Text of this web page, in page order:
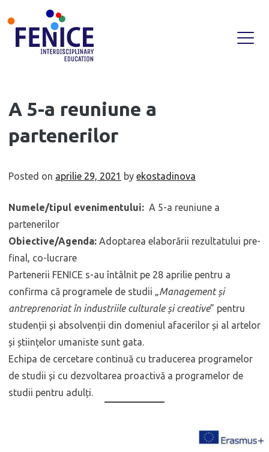
Skip
content
A 5-a reuniune a
partenerilor
Posted on aprilie 29, 2021 by ekostadinova
Numele/tipul evenimentului: A 5-a reuniune a
partenerilor
Obiective/Agenda: Adoptarea elaborării rezultatului pre-
final, co-lucrare
Partenerii FENICE s-au întâlnit pe 28 aprilie pentru a
confirma că programele de studii „ Management și
antreprenoriat în industriile culturale și creative” pentru
studenții și absolvenții din domeniul afacerilor și al artelor
și științelor umaniste sunt gata.
Echipa de cercetare continuă cu traducerea programelor
de studii și cu dezvoltarea proactivă a programelor de
studii pentru adulți.